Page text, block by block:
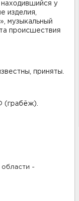
у
изделия,
музыкальный
происшествия
приняты.
(грабёж).
области -